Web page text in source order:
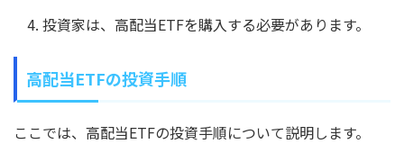
投資家は、高配当ETFを購入する必要があります。
高配当ETFの投資手順
ここでは、高配当ETFの投資手順について説明します。